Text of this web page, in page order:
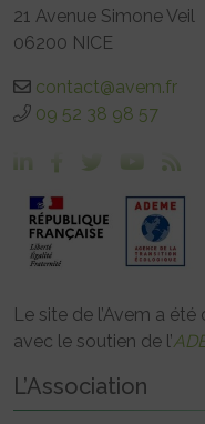
21 Avenue Simone Veil
06200 NICE
contact@avem.fr
09 52 38 98 57
Le site de l’Avem a été
avec le soutien de l’
L’Association